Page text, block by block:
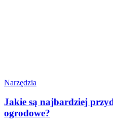
Narzędzia
Jakie są najbardziej
ogrodowe?